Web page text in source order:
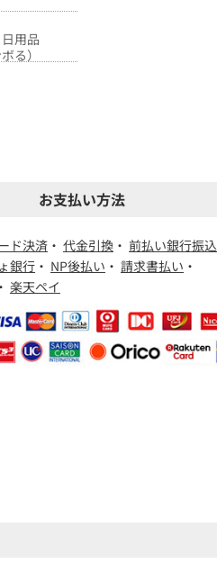
用品
る）
お支払い方法
ド決済 ・ 代金引換 ・ 前払い銀行振込
銀行 ・ NP後払い ・ 請求書払い ・
・ 楽天ペイ